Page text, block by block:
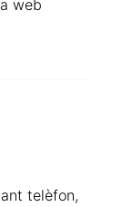
web
telèfon,